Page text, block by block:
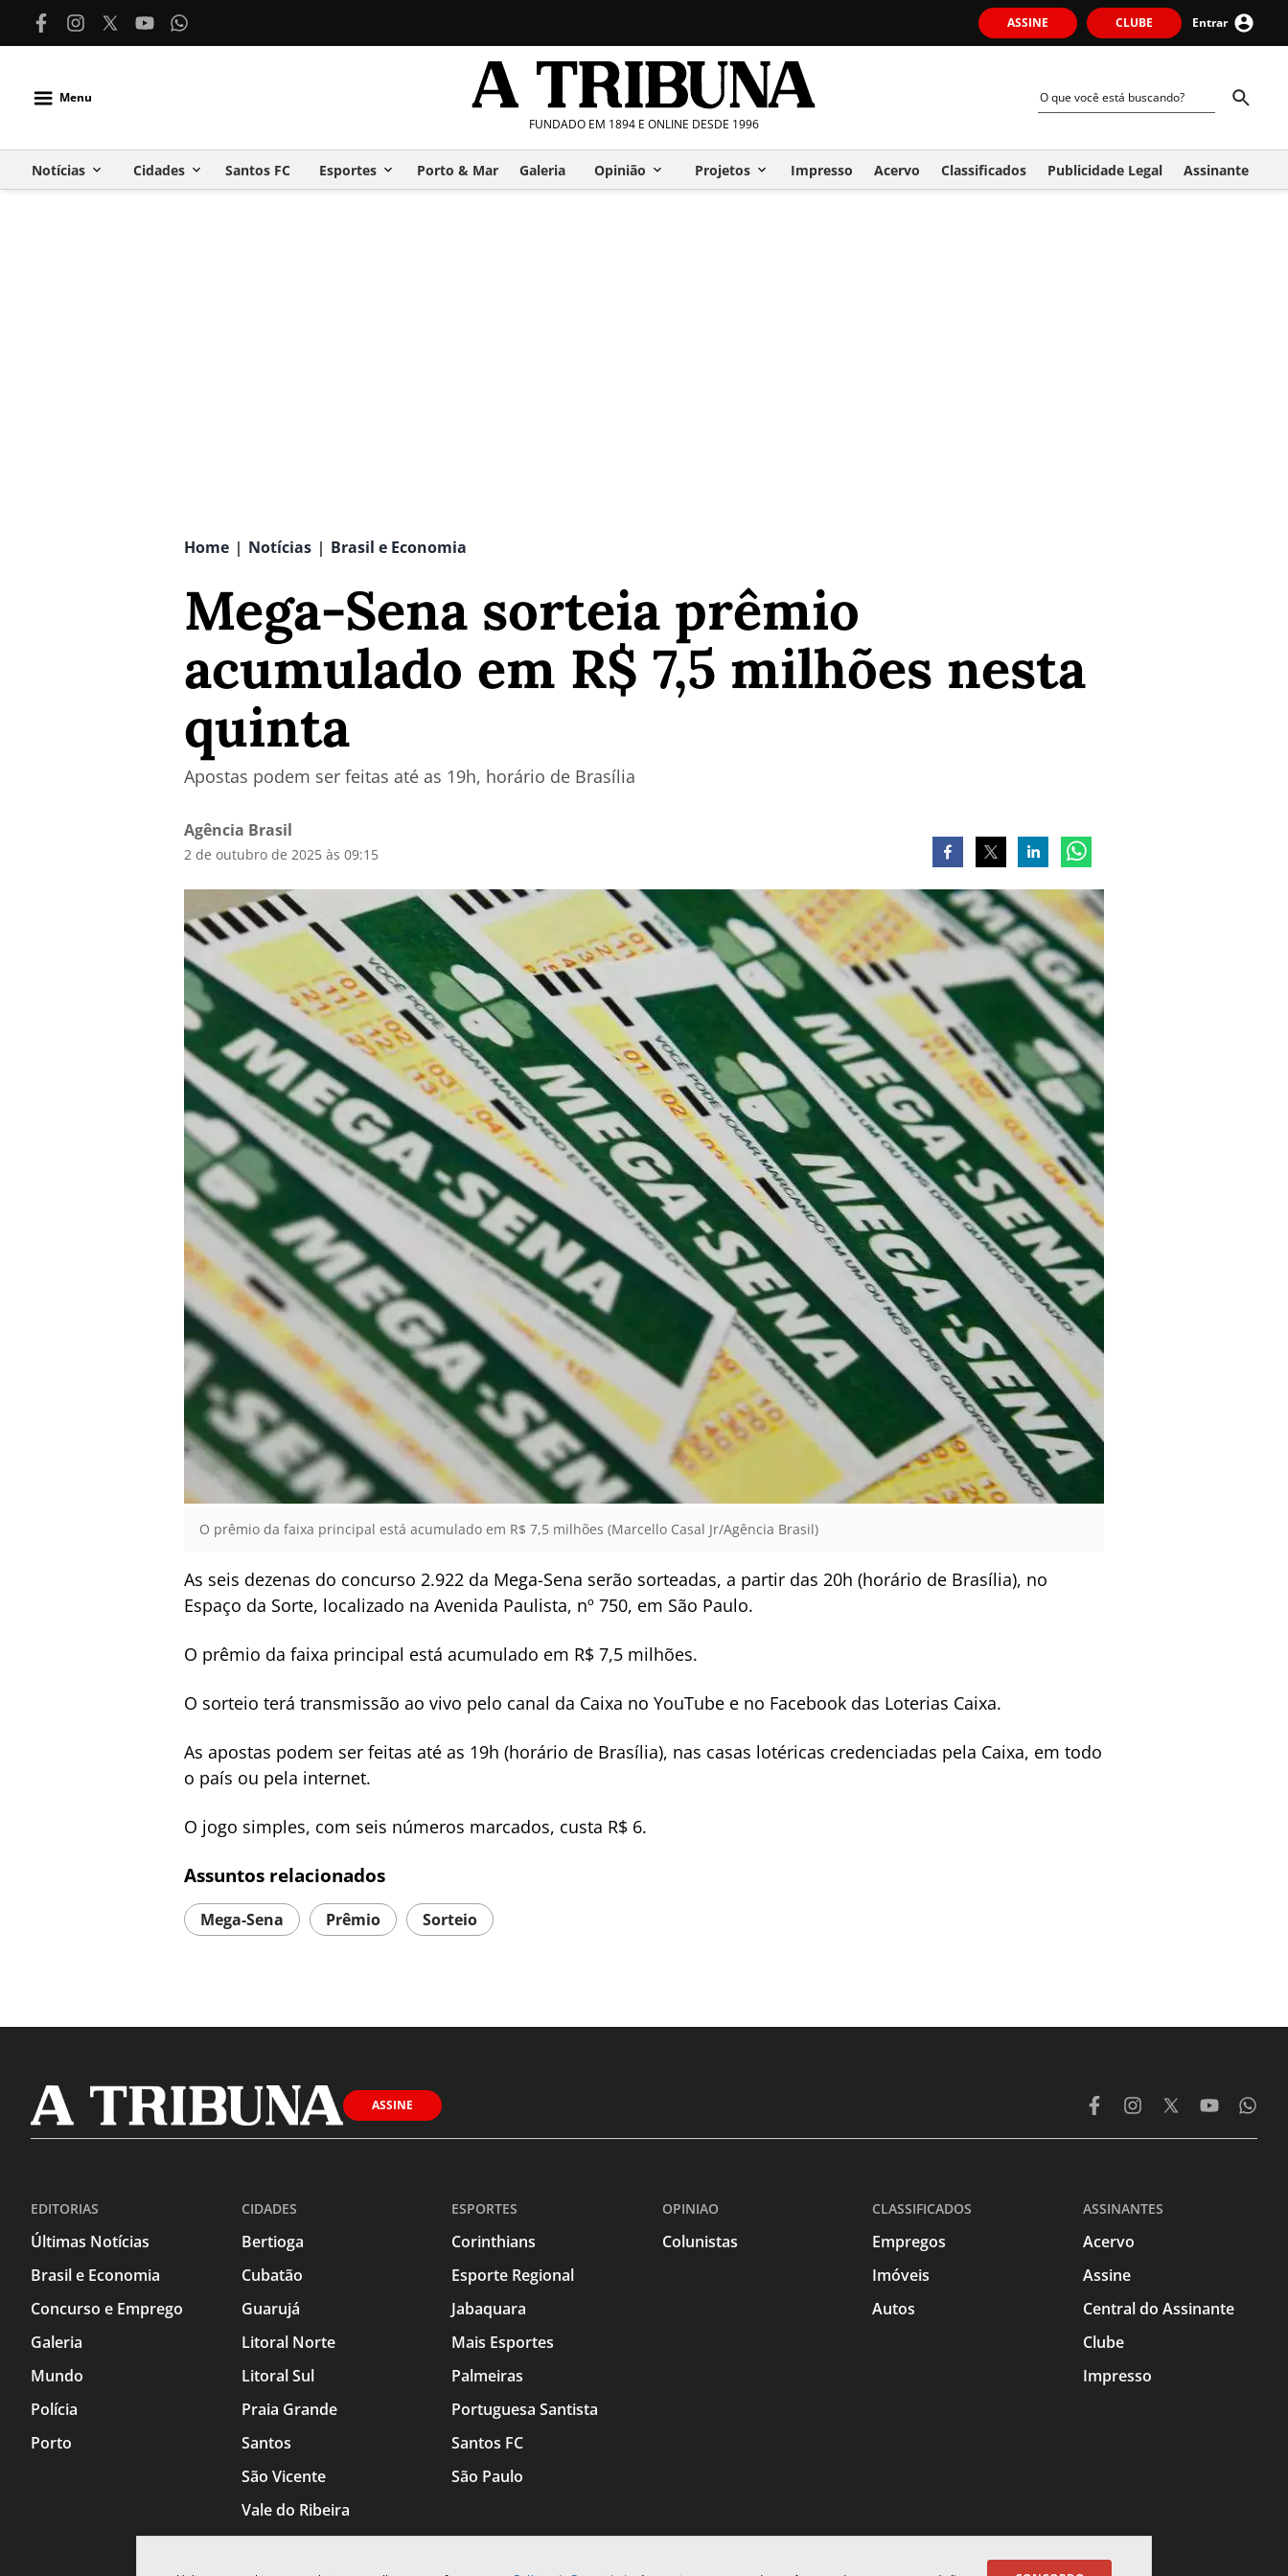
ASSINE CLUBE Entrar
Menu
FUNDADO EM 1894 E ONLINE DESDE 1996
Notícias Cidades Santos FC Esportes Porto & Mar Galeria Opinião Projetos Impresso Acervo Classificados Publicidade Legal Assinante
Home | Notícias | Brasil e Economia
Mega-Sena sorteia prêmio
acumulado em R$ 7,5 milhões nesta
quinta
Apostas podem ser feitas até as 19h, horário de Brasília
Agência Brasil
2 de outubro de 2025 às 09:15
O prêmio da faixa principal está acumulado em R$ 7,5 milhões (Marcello Casal Jr/Agência Brasil)
As seis dezenas do concurso 2.922 da Mega-Sena serão sorteadas, a partir das 20h (horário de Brasília), no
Espaço da Sorte, localizado na Avenida Paulista, nº 750, em São Paulo.
O prêmio da faixa principal está acumulado em R$ 7,5 milhões.
O sorteio terá transmissão ao vivo pelo canal da Caixa no YouTube e no Facebook das Loterias Caixa.
As apostas podem ser feitas até as 19h (horário de Brasília), nas casas lotéricas credenciadas pela Caixa, em todo
o país ou pela internet.
O jogo simples, com seis números marcados, custa R$ 6.
Assuntos relacionados
Mega-Sena Prêmio Sorteio
ASSINE
EDITORIAS
Últimas Notícias
Brasil e Economia
Concurso e Emprego
Galeria
Mundo
Polícia
Porto
CIDADES
Bertioga
Cubatão
Guarujá
Litoral Norte
Litoral Sul
Praia Grande
Santos
São Vicente
Vale do Ribeira
ESPORTES
Corinthians
Esporte Regional
Jabaquara
Mais Esportes
Palmeiras
Portuguesa Santista
Santos FC
São Paulo
OPINIAO
Colunistas
CLASSIFICADOS
Empregos
Imóveis
Autos
ASSINANTES
Acervo
Assine
Central do Assinante
Clube
Impresso